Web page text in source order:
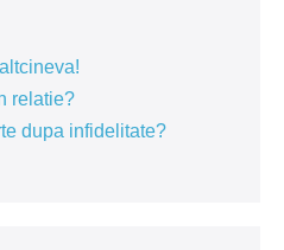
relatie?
dupa infidelitate?